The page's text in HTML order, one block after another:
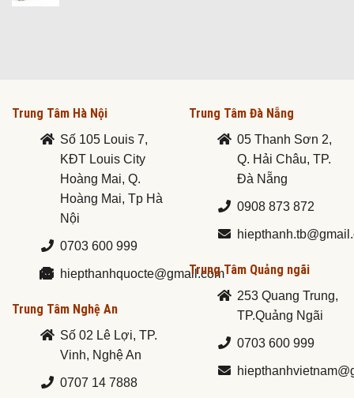
Trung Tâm Hà Nội
Số 105 Louis 7,
KĐT Louis City
Hoàng Mai, Q.
Hoàng Mai, Tp Hà
Nội
0703 600 999
hiepthanhquocte@gmail.com
Trung Tâm Nghệ An
Số 02 Lê Lợi, TP.
Vinh, Nghệ An
0707 14 7888
Trung Tâm Đà Nẵng
05 Thanh Sơn 2,
Q. Hải Châu, TP.
Đà Nẵng
0908 873 872
Trung Tâm Quảng ngãi
253 Quang Trung,
TP.Quảng Ngãi
0703 600 999